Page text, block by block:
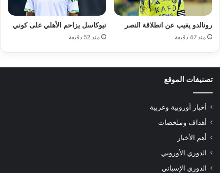
رونالدو يغيب عن انطلاقة النصر
منذ 47 دقيقة
نيوكاسل يزاحم الأهلي على كوني
منذ 52 دقيقة
تصنيفات الموقع
أخبار أوروبية وعربية
أهداف وملخصات
أهم الأخبار
الدوري الأوروبي
الدوري الإسباني